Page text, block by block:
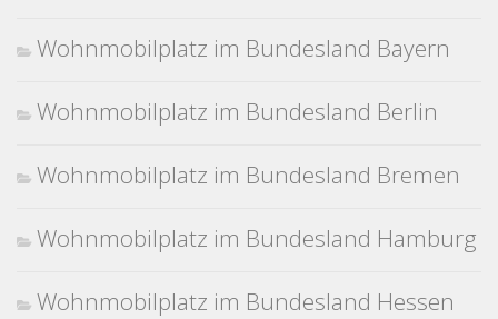
Wohnmobilplatz im Bundesland Bayern
Wohnmobilplatz im Bundesland Berlin
Wohnmobilplatz im Bundesland Bremen
Wohnmobilplatz im Bundesland Hamburg
Wohnmobilplatz im Bundesland Hessen